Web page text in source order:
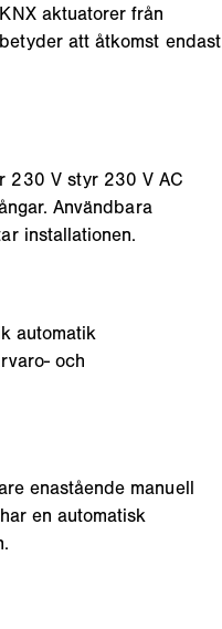
aktuatorer från
att åtkomst endast
230 V styr 230 V AC
Användbara
installationen.
automatik
och
enastående manuell
en automatisk